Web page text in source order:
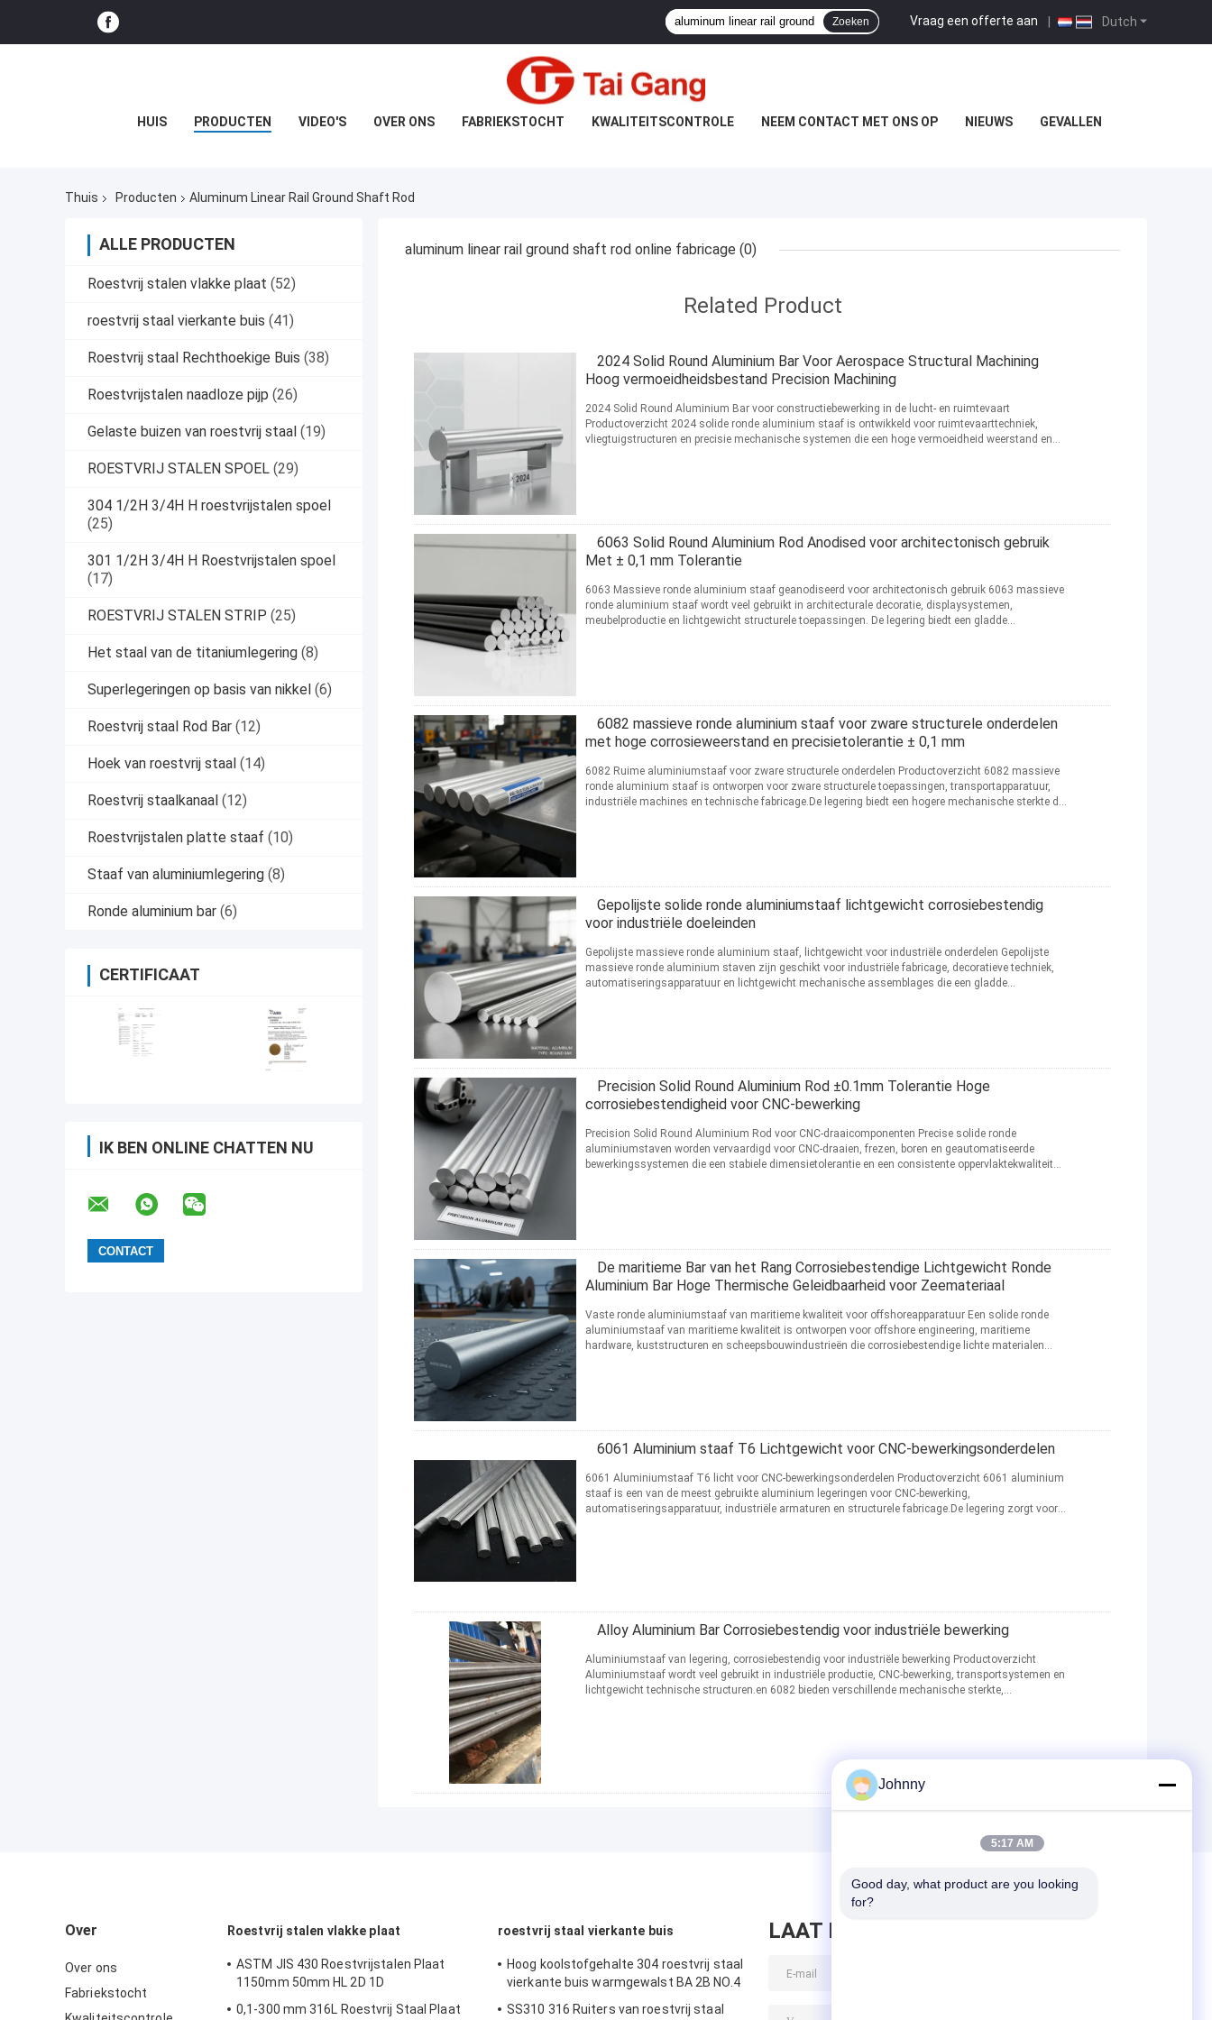
Dutch
Vraag een offerte aan |
Zoeken
HUIS PRODUCTEN VIDEO'S OVER ONS FABRIEKSTOCHT KWALITEITSCONTROLE NEEM CONTACT MET ONS OP NIEUWS GEVALLEN
Thuis Producten Aluminum Linear Rail Ground Shaft Rod
ALLE PRODUCTEN
Roestvrij stalen vlakke plaat (52)
roestvrij staal vierkante buis (41)
Roestvrij staal Rechthoekige Buis (38)
Roestvrijstalen naadloze pijp (26)
Gelaste buizen van roestvrij staal (19)
ROESTVRIJ STALEN SPOEL (29)
304 1/2H 3/4H H roestvrijstalen spoel
(25)
301 1/2H 3/4H H Roestvrijstalen spoel
(17)
ROESTVRIJ STALEN STRIP (25)
Het staal van de titaniumlegering (8)
Superlegeringen op basis van nikkel (6)
Roestvrij staal Rod Bar (12)
Hoek van roestvrij staal (14)
Roestvrij staalkanaal (12)
Roestvrijstalen platte staaf (10)
Staaf van aluminiumlegering (8)
Ronde aluminium bar (6)
CERTIFICAAT
IK BEN ONLINE CHATTEN NU
aluminum linear rail ground shaft rod online fabricage (0)
Related Product
2024 Solid Round Aluminium Bar Voor Aerospace Structural Machining
Hoog vermoeidheidsbestand Precision Machining
2024 Solid Round Aluminium Bar voor constructiebewerking in de lucht- en ruimtevaart
Productoverzicht 2024 solide ronde aluminium staaf is ontwikkeld voor ruimtevaarttechniek,
vliegtuigstructuren en precisie mechanische systemen die een hoge vermoeidheid weerstand en
6063 Solid Round Aluminium Rod Anodised voor architectonisch gebruik
Met ± 0,1 mm Tolerantie
6063 Massieve ronde aluminium staaf geanodiseerd voor architectonisch gebruik 6063 massieve
ronde aluminium staaf wordt veel gebruikt in architecturale decoratie, displaysystemen,
meubelproductie en lichtgewicht structurele toepassingen. De legering biedt een gladde
6082 massieve ronde aluminium staaf voor zware structurele onderdelen
met hoge corrosieweerstand en precisietolerantie ± 0,1 mm
6082 Ruime aluminiumstaaf voor zware structurele onderdelen Productoverzicht 6082 massieve
ronde aluminium staaf is ontworpen voor zware structurele toepassingen, transportapparatuur,
industriële machines en technische fabricage.De legering biedt een hogere mechanische sterkte dan
Gepolijste solide ronde aluminiumstaaf lichtgewicht corrosiebestendig
voor industriële doeleinden
Gepolijste massieve ronde aluminium staaf, lichtgewicht voor industriële onderdelen Gepolijste
massieve ronde aluminium staven zijn geschikt voor industriële fabricage, decoratieve techniek,
automatiseringsapparatuur en lichtgewicht mechanische assemblages die een gladde
Precision Solid Round Aluminium Rod ±0.1mm Tolerantie Hoge
corrosiebestendigheid voor CNC-bewerking
Precision Solid Round Aluminium Rod voor CNC-draaicomponenten Precise solide ronde
aluminiumstaven worden vervaardigd voor CNC-draaien, frezen, boren en geautomatiseerde
bewerkingssystemen die een stabiele dimensietolerantie en een consistente oppervlaktekwaliteit
De maritieme Bar van het Rang Corrosiebestendige Lichtgewicht Ronde
Aluminium Bar Hoge Thermische Geleidbaarheid voor Zeemateriaal
Vaste ronde aluminiumstaaf van maritieme kwaliteit voor offshoreapparatuur Een solide ronde
aluminiumstaaf van maritieme kwaliteit is ontworpen voor offshore engineering, maritieme
hardware, kuststructuren en scheepsbouwindustrieën die corrosiebestendige lichte materialen
6061 Aluminium staaf T6 Lichtgewicht voor CNC-bewerkingsonderdelen
6061 Aluminiumstaaf T6 licht voor CNC-bewerkingsonderdelen Productoverzicht 6061 aluminium
staaf is een van de meest gebruikte aluminium legeringen voor CNC-bewerking,
automatiseringsapparatuur, industriële armaturen en structurele fabricage.De legering zorgt voor
Alloy Aluminium Bar Corrosiebestendig voor industriële bewerking
Aluminiumstaaf van legering, corrosiebestendig voor industriële bewerking Productoverzicht
Aluminiumstaaf wordt veel gebruikt in industriële productie, CNC-bewerking, transportsystemen en
lichtgewicht technische structuren.en 6082 bieden verschillende mechanische sterkte,
Over
Over ons
Fabriekstocht
Roestvrij stalen vlakke plaat
ASTM JIS 430 Roestvrijstalen Plaat
1150mm 50mm HL 2D 1D
0,1-300 mm 316L Roestvrij Staal Plaat
roestvrij staal vierkante buis
Hoog koolstofgehalte 304 roestvrij staal
vierkante buis warmgewalst BA 2B NO.4
SS310 316 Ruiters van roestvrij staal
LAAT BERICHT ACHTER
Johnny
5:17 AM
Good day, what product are you looking
for?